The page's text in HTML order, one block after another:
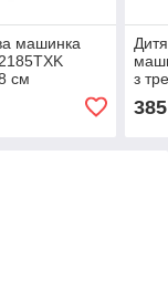
машинка
см
з
385